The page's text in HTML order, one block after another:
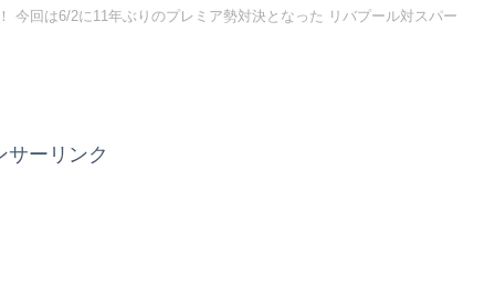
今回は6/2に11年ぶりのプレミア勢対決となった リバプール対スパー
サーリンク